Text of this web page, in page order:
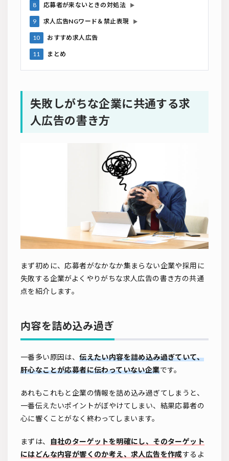
8 応募者が来ないときの対処法 ▶
9 求人広告NGワード＆禁止表現 ▶
10 おすすめ求人広告
11 まとめ
失敗しがちな企業に共通する求
人広告の書き方
まず初めに、応募者がなかなか集まらない企業や採用に
失敗する企業がよくやりがちな求人広告の書き方の共通
点を紹介します。
内容を詰め込み過ぎ
一番多い原因は、伝えたい内容を詰め込み過ぎていて、
肝心なことが応募者に伝わっていない企業です。
あれもこれもと企業の情報を詰め込み過ぎてしまうと、
一番伝えたいポイントがぼやけてしまい、結果応募者の
心に響くことがなく終わってしまいます。
まずは、
自社のターゲットを明確にし、そのターゲット
にはどんな内容が響くのか考え、求人広告を作成するよ